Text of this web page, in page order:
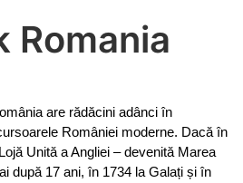
Romania
are rădăcini adânci în
României moderne. Dacă în
Unită a Angliei – devenită Marea
după 17 ani, în 1734 la Galați și în